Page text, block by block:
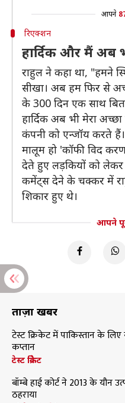
आपने
रिएक्शन
हार्दिक और मैं अब
राहुल ने कहा था, "हमने
सीखा। अब हम फिर से
के 300 दिन एक साथ
हार्दिक अब भी मेरा
कंपनी को एन्जॉय करते
मालूम हो 'कॉफी विद
देते हुए लड़कियों को लेकर
कमेंट्स देने के चक्कर में
शिकार हुए थे।
आपने
ताज़ा खबरें
टेस्ट क्रिकेट में पाकिस्तान के
कप्तान
टेस्ट क्रिकेट
बॉम्बे हाई कोर्ट ने 2013 के यौन
ठहराया